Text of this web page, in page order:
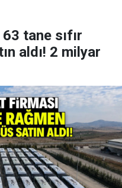
tane sıfır
aldı! 2 milyar